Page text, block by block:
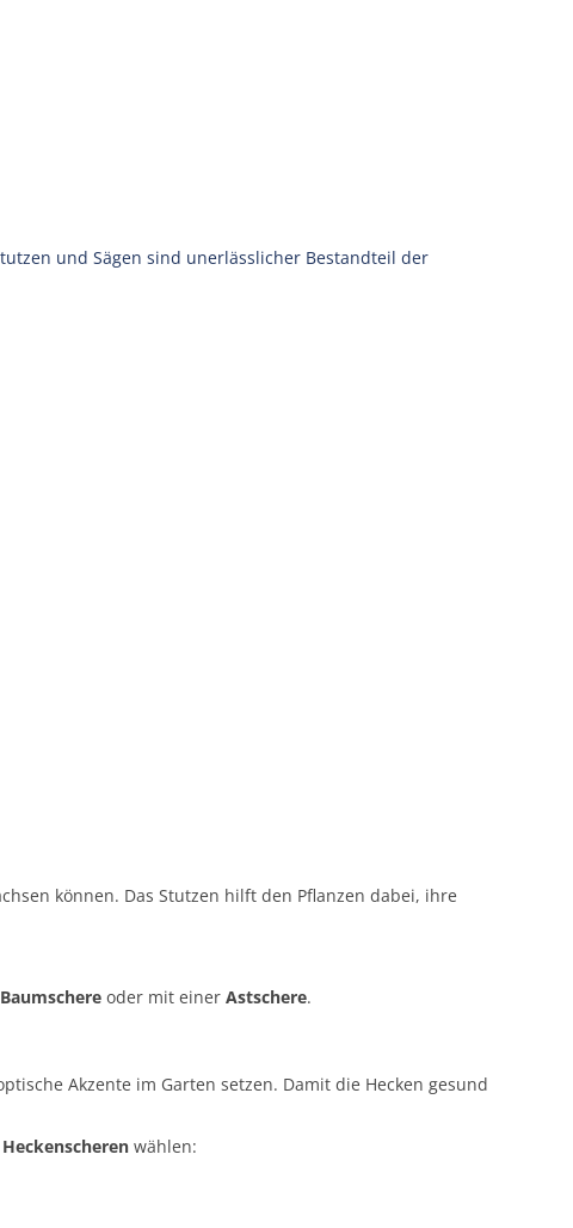
und Sägen sind unerlässlicher Bestandteil der
können. Das Stutzen hilft den Pflanzen dabei, ihre
Baumschere oder mit einer Astschere.
Akzente im Garten setzen. Damit die Hecken gesund
Heckenscheren wählen: